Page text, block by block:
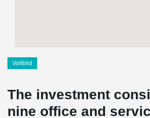
Vollbild
The investment
nine office and